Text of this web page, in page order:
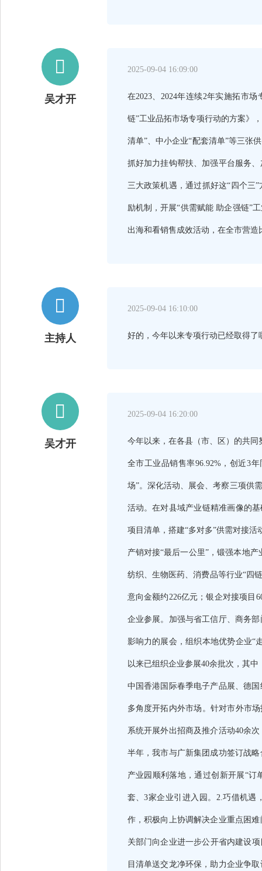

吴才开
2025-09-04 16:09:00
在2023、2024年连续2年实施拓市
链”工业品拓市场专项行动的方案》
清单”、中小企业“配套清单”等三张
抓好加力挂钩帮扶、加强平台服务
三大政策机遇，通过抓好这“四个三
励机制，开展“供需赋能 助企强链”
出海和看销售成效活动，在全市营

主持人
2025-09-04 16:10:00
好的，今年以来专项行动已经取得

吴才开
2025-09-04 16:20:00
今年以来，在各县（市、区）的共
全市工业品销售率96.92%，创近3
场”。深化活动、展会、考察三项供
活动。在对县域产业链精准画像的
项目清单，搭建“多对多”供需对接
产销对接“最后一公里”，锻强本地
纺织、生物医药、消费品等行业“四
意向金额约226亿元；银企对接项目
企业参展。加强与省工信厅、商务
影响力的展会，组织本地优势企业“
以来已组织企业参展40余批次，其
中国香港国际春季电子产品展、德
多角度开拓内外市场。针对市外市
系统开展外出招商及推介活动40余
半年，我市与广新集团成功签订战
产业园顺利落地，通过创新开展“订
套、3家企业引进入园。2.巧借机遇
作，积极向上协调解决企业重点困
关部门向企业进一步公开省内建设
目清单送交龙净环保，助力企业争